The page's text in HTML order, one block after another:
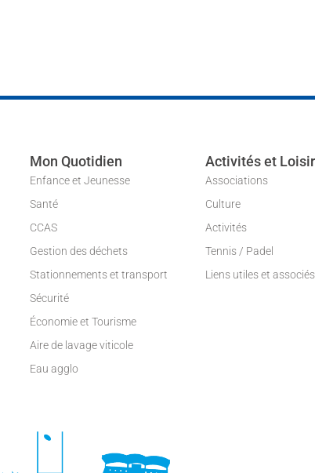
Mon Quotidien
Enfance et Jeunesse
Santé
CCAS
Gestion des déchets
Stationnements et transport
Sécurité
Économie et Tourisme
Aire de lavage viticole
Eau agglo
Activités et
Associations
Culture
Activités
Tennis / Padel
Liens utiles et associés